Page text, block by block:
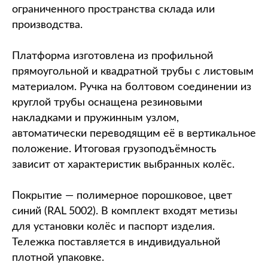
ограниченного пространства склада или
производства.
Платформа изготовлена из профильной
прямоугольной и квадратной трубы с листовым
материалом. Ручка на болтовом соединении из
круглой трубы оснащена резиновыми
накладками и пружинным узлом,
автоматически переводящим её в вертикальное
положение. Итоговая грузоподъёмность
зависит от характеристик выбранных колёс.
Покрытие — полимерное порошковое, цвет
синий (RAL 5002). В комплект входят метизы
для установки колёс и паспорт изделия.
Тележка поставляется в индивидуальной
плотной упаковке.